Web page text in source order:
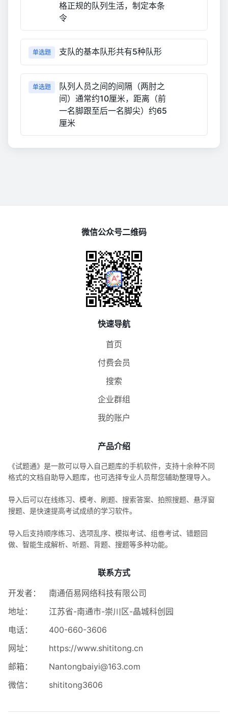
格正规的队列生活，制定本条
令
单选题 支队的基本队形共有5种队形
单选题
队列人员之间的间隔（两肘之
间）通常约10厘米，距离（前
一名脚跟至后一名脚尖）约65
厘米
微信公众号二维码
快速导航
首页
付费会员
搜索
企业群组
我的账户
产品介绍
《试题通》是一款可以导入自己题库的手机软件，支持十余种不同
格式的文档自助导入题库，也可选择专业人员帮您辅助整理导入。
导入后可以在线练习、模考、刷题、搜索答案、拍照搜题、悬浮窗
搜题、是快速提高考试成绩的学习软件。
导入后支持顺序练习、选项乱序、模拟考试、组卷考试、错题回
做、智能生成解析、听题、背题、搜题等多种功能。
联系方式
开发者：
南通佰易网络科技有限公司
地址：
江苏省-南通市-崇川区-晶城科创园
电话：
400-660-3606
网址：
https://www.shititong.cn
邮箱：
Nantongbaiyi@163.com
微信：
shititong3606